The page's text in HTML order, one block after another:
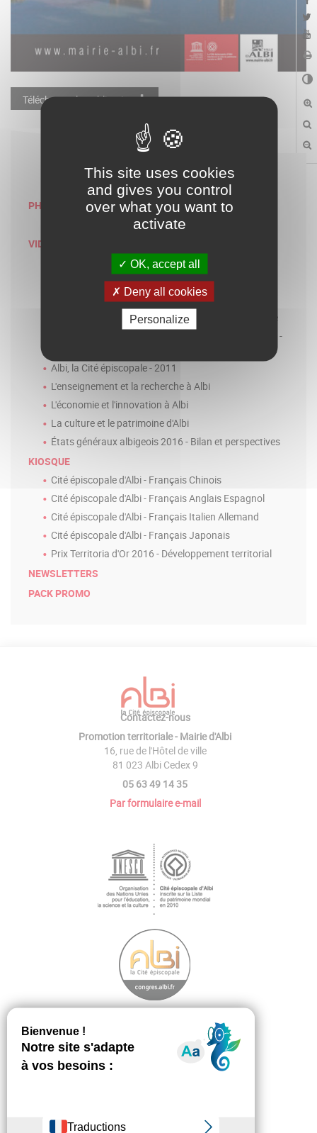
Télécharger la publication
Galerie
PHOTOTHÈQUE
Photos libre de droits
VIDÉO
États généraux albigeois 2022
Albi, la Cité épiscopale - 2017
Albi, la Cité épiscopale - 30s
Présentation du logo "Albi, la Cité épiscopale" Galerie
Film 2011 de présentation d' "Albi, la Cité épiscopale" -
sous titré anglais
Albi, la Cité épiscopale - 2011
L'enseignement et la recherche à Albi
L'économie et l'innovation à Albi
La culture et le patrimoine d'Albi
États généraux albigeois 2016 - Bilan et perspectives
KIOSQUE
Cité épiscopale d'Albi - Français Chinois
Cité épiscopale d'Albi - Français Anglais Espagnol
Cité épiscopale d'Albi - Français Italien Allemand
Cité épiscopale d'Albi - Français Japonais
Prix Territoria d'Or 2016 - Développement territorial
NEWSLETTERS
PACK PROMO
Contactez-nous
Promotion territoriale - Mairie d'Albi
16, rue de l'Hôtel de ville
81 023 Albi Cedex 9
05 63 49 14 35
Par formulaire e-mail
menu
La démarche
This site uses cookies
and gives you control
over what you want to
activate
OK, accept all
Deny all cookies
Personalize